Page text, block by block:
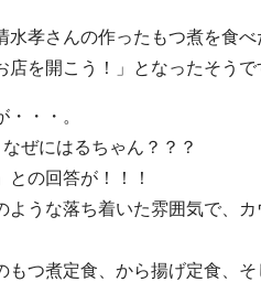
水孝さんの作ったもつ煮を食べ
を開こう！」となったそうで
・・。
ぜにはるちゃん？？？
の回答が！！！
うな落ち着いた雰囲気で、カ
もつ煮定食、から揚げ定食、